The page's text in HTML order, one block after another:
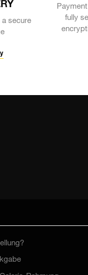
secure
fully
Rahmung